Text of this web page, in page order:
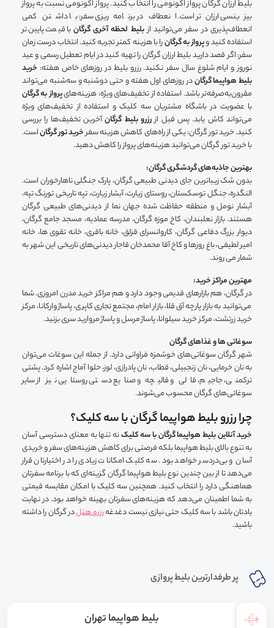
بلیط ارزان گرگان پرواز اکونومی را انتخاب کنید. پرواز اکونومی نسبت به پرواز
بیزینسی ارزان‌تر است. انعطاف در برنامه‌ریزی سفر: با داشتن کمی
انعطاف‌پذیری در سفر می‌توانید ازبلیط‌ لحظه آخری گرگانبا قیمت پایین‌تر
استفاده کنید وپرواز به گرگانرا با هزینه کمتر تجربه کنید. انتخاب درست زمان
سفر: اگر قصد دارید بلیط ارزان گرگان را تهیه کنید در ایام تعطیل رسمی و عید
نوروز و ایام شلوغ سال سفر نکنید. رزرو بلیط در روزهای خاص هفته: خرید
بلیط هواپیما گرگاندر روزهای اول هفته و حتی دوشنبه و سه‌شنبه می‌تواند
مقرون‌به‌صرفه‌تر باشد. استفاده از تخفیف‌های ویژه: هزینه‌هایپرواز به گرگان
با عضویت در باشگاه مشتریان سه کلیک و استفاده از تخفیف‌های ویژه
می‌تواند کاش یابد. پس قبل ازرزرو بلیط گرگانآخرین تخفیف‌ها را بررسی
کنید. خرید تور گرگان: یکی از راه‌های کاهش هزینه سفرخرید تور گرگاناست.
با خرید تور گرگان می‌توانید هزینه‌های پرواز را کاهش دهید.
بهترین جاذبه‌های گردشگری گرگان:
بدون شک زیباترین جای دیدنی طبیعی گرگان، پارک جنگلی ناهارخوران است.
النگدره، جنگل توسکستان، روستای زیارت، آبشار زیارت، تپه تاریخی تورنگ تپه،
آبشار نومل و منطقه حفاظت شده جهان نما از دیدنی‌های طبیعی گرگان
هستند. بازار نعلبندان، کاخ موزه گرگان، مدرسه عمادیه، مسجد جامع گرگان،
دیوار بزرگ دفاعی گرگان، کاروانسرای قزلق، خانه باقری، خانه تقوی ها، خانه
امیر لطیفی، باغ روزها و کاخ آقا محمدخان قاجار دیدنی‌های تاریخی این شهر به
شمار می روند.
مهترین مراکز خرید:
در گرگان، هم بازارهای قدیمی وجود دارد و هم مراکز خرید مدرن امروزی. شما
می‌توانید به بازار پارچه آق قلا، بازار امام، مجتمع تجاری کاپری، پاساژ وارکانا، مرکز
خرید زرتشت، مرکز خرید سیلوانا، پاساژ مرسل و پاساژ مروارید سری بزنید.
سوغاتی ها و غذاهای گرگان
شهر گرگان سوغاتی‌های خوشمزه فراوانی دارد. از جمله این سوغات می‌توان
به نان خرمایی، نان زنجبیلی، قطاب، نان پادرازی، لوز، حلوا آماج اشاره کرد. پشتی
ترکمنی، جاجیم، قالی و قالیچه و صنایع دستی روستایی نیز از سایر
سوغاتی‌های گرگان محسوب می‌شوند.
چرا رزرو بلیط هواپیما گرگان با سه کلیک؟
خرید آنلاین بلیط هواپیما گرگان با سه کلیکنه تنها به معنای دسترسی آسان
به تنوع بالای بلیط هواپیما بلکه فرصتی برای کاهش هزینه‌های سفر و خریدی
آسان و بی‌دردسر خواهد بود. سه کلیک امکانات زیادی را در اختیارتان قرار
می‌دهد تا از بین چندین نوع بلیط هواپیما گرگان گزینه‌ای که با برنامه سفرتان
هماهنگی دارد را انتخاب کنید. همچنین سه کلیک با امکان مقایسه قیمتی
به شما اطمینان می‌دهد که هزینه‌های سفرتان بهینه خواهد بود. در نهایت
یادتان باشد با سه کلیک حتی نیازی نیست دغدغهرزرو هتلدر گرگان را داشته
باشید.
پر طرفدارترین بلیط پروازی
بلیط هواپیما تهران